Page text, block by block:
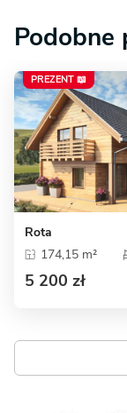
Podobne
PREZENT 📖
Rota
174,15 m²
5 200 zł